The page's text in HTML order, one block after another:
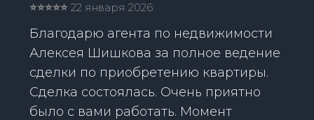
⭐️⭐️⭐️⭐️⭐️ 22 января 2026
Благодарю агента по недвижимости
Алексея Шишкова за полное ведение
сделки по приобретению квартиры.
Сделка состоялась. Очень приятно
было с вами работать. Момент